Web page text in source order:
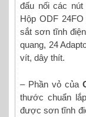
đấu nối các nút
Hộp ODF
sắt sơn tĩnh
quang, 24
vít, dây thít.
– Phần vỏ của
thước chuẩn
được sơn tĩnh